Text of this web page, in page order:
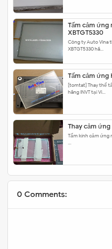
Tấm cảm ứng
XBTGT5330
Công ty Auto Vina
XBTGT5330 hã…
Tấm cảm ứng
[tomtat] Thay thế
hãng INVT tại Vi…
Thay cảm ứng
Tấm kính cảm ứng
…
0 Comments: